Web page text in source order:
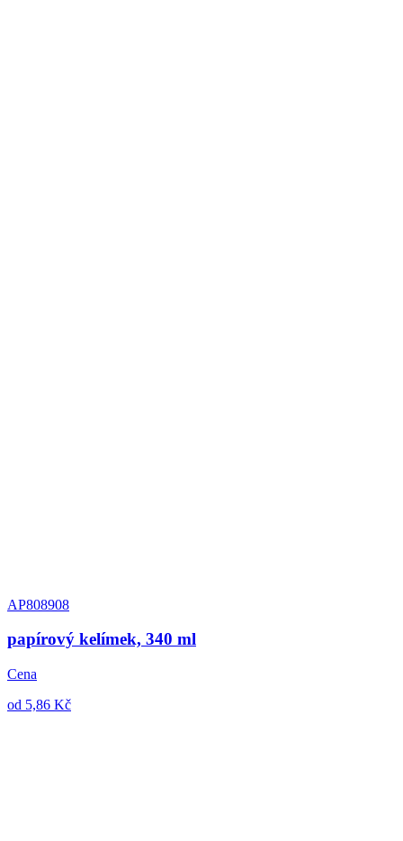
AP808908
papírový kelímek, 340 ml
Cena
od 5,86 Kč